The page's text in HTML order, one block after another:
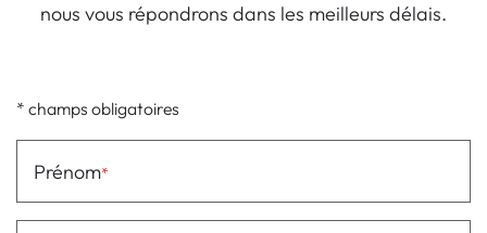
nous vous répondrons dans les meilleurs délais.
* champs obligatoires
Prénom